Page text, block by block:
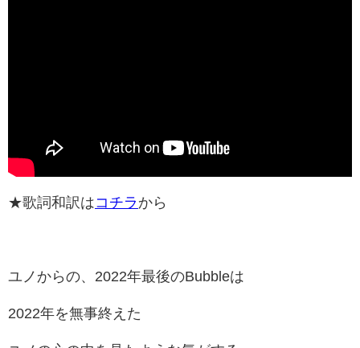
★歌詞和訳はコチラ から
ユノからの、2022年最後のBubbleは
2022年を無事終えた